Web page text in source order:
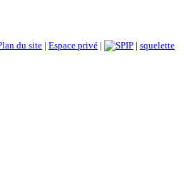
du site | Espace privé | | squelette